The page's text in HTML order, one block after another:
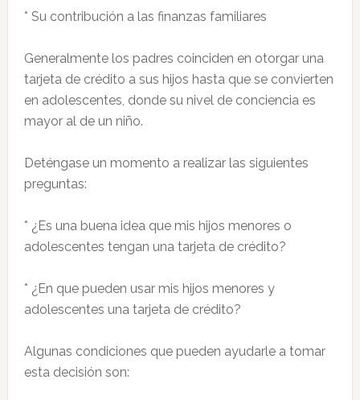
* Su contribución a las finanzas familiares
Generalmente los padres coinciden en otorgar una
tarjeta de crédito a sus hijos hasta que se convierten
en adolescentes, donde su nivel de conciencia es
mayor al de un niño.
Deténgase un momento a realizar las siguientes
preguntas:
* ¿Es una buena idea que mis hijos menores o
adolescentes tengan una tarjeta de crédito?
* ¿En que pueden usar mis hijos menores y
adolescentes una tarjeta de crédito?
Algunas condiciones que pueden ayudarle a tomar
esta decisión son: